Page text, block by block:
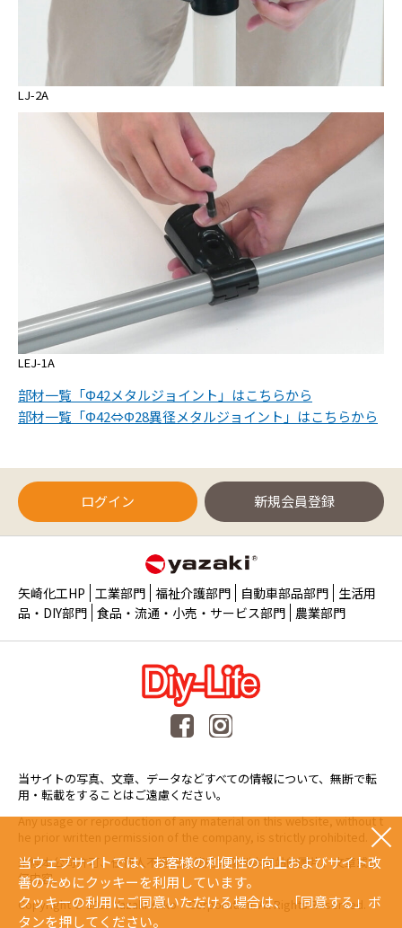
LJ-2A
LEJ-1A
部材一覧「Φ42メタルジョイント」はこちらから
部材一覧「Φ42⇔Φ28異径メタルジョイント」はこちらから
ログイン 新規会員登録
矢崎化工HP 工業部門 福祉介護部門 自動車部品部門 生活用
品・DIY部門 食品・流通・小売・サービス部門 農業部門
当サイトの写真、文章、データなどすべての情報について、無断で転
用・転載をすることはご遠慮ください。
Any usage or reproduction of any material on this website, without t
he prior written permission of the company, is strictly prohibited.
未經本公司許可、任何人不得擅自使用或複製本網站的圖片、文章或任
何内容。
Copyright © 2015 Yazaki Kako Corporation. All Rights Reserved.
当ウェブサイトでは、お客様の利便性の向上およびサイト改
善のためにクッキーを利用しています。
クッキーの利用にご同意いただける場合は、「同意する」ボ
タンを押してください。